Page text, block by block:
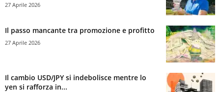
27 Aprile 2026
Il passo mancante tra promozione e profitto
27 Aprile 2026
Il cambio USD/JPY si indebolisce mentre lo
yen si rafforza in...